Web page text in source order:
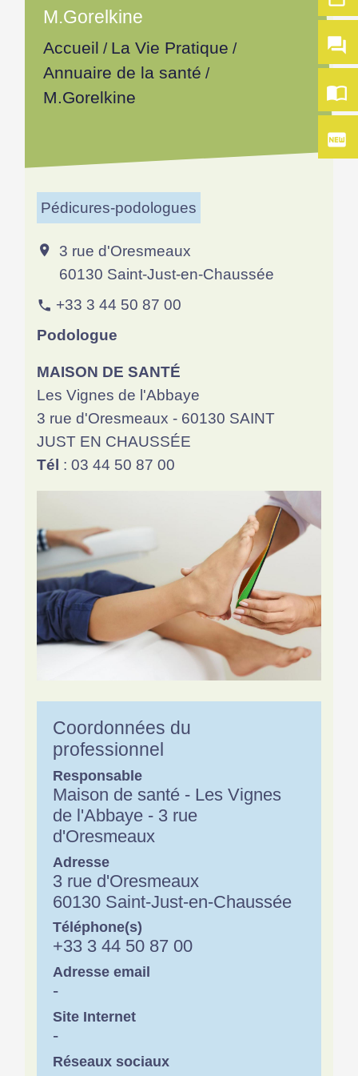
M.Gorelkine
Accueil / La Vie Pratique /
Annuaire de la santé /
M.Gorelkine
Pédicures-podologues
location_on
3 rue d'Oresmeaux
60130 Saint-Just-en-Chaussée
phone +33 3 44 50 87 00
Podologue
MAISON DE SANTÉ
Les Vignes de l'Abbaye
3 rue d'Oresmeaux - 60130 SAINT
JUST EN CHAUSSÉE
Tél : 03 44 50 87 00
Coordonnées du
professionnel
Responsable
Maison de santé - Les Vignes
de l'Abbaye - 3 rue
d'Oresmeaux
Adresse
3 rue d'Oresmeaux
60130 Saint-Just-en-Chaussée
Téléphone(s)
+33 3 44 50 87 00
Adresse email
-
Site Internet
-
Réseaux sociaux
question_answer
import_contacts
fiber_new